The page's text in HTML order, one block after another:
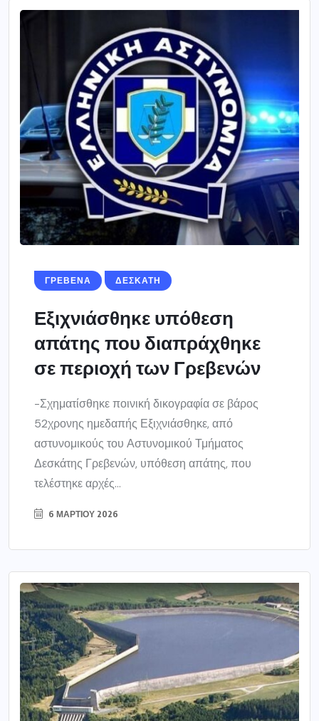
ΓΡΕΒΕΝΑ ΔΕΣΚΑΤΗ
Εξιχνιάσθηκε υπόθεση
απάτης που διαπράχθηκε
σε περιοχή των Γρεβενών
-Σχηματίσθηκε ποινική δικογραφία σε βάρος
52χρονης ημεδαπής Εξιχνιάσθηκε, από
αστυνομικούς του Αστυνομικού Τμήματος
Δεσκάτης Γρεβενών, υπόθεση απάτης, που
τελέστηκε αρχές...
6 ΜΑΡΤΊΟΥ 2026